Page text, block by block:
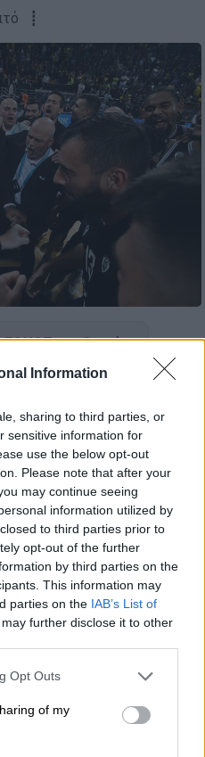
Information
sharing to third parties, or
sensitive information for
use the below opt-out
Please note that after your
may continue seeing
information utilized by
to third parties prior to
opt-out of the further
by third parties on the
This information may
parties on the IAB’s List of
further disclose it to other
uses one or more Google
behaviour. You may click to
and its third-party tags to
purposes in below Google
Opt Outs
of my
┋
στη Google
Θανάσης
αλλαγή
στην
οΑριστοτέλης
προ των πυλών.
του ΠΑΟΚ επί του
μέσω της